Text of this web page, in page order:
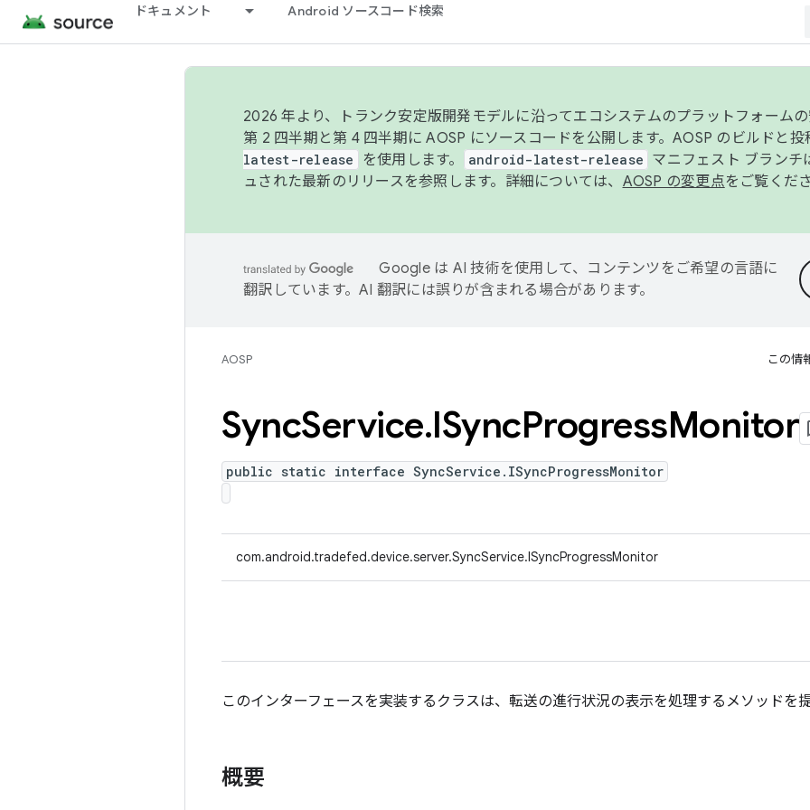
ドキュメント Android ソースコード検索
2026 年より、トランク安定版開発モデルに沿ってエコシステムのプラットフォームの
第 2 四半期と第 4 四半期に AOSP にソースコードを公開します。AOSP のビルドと投
latest-release
を使用します。 android-latest-release マニフェスト ブランチ
ュされた最新のリリースを参照します。詳細については、 AOSP の変更点をご覧くだ
Google は AI 技術を使用して、コンテンツをご希望の言語に
翻訳しています。AI 翻訳には誤りが含まれる場合があります。
AOSP この情
SyncService.ISyncProgressMonitor
public static interface SyncService.ISyncProgressMonitor
com.android.tradefed.device.server.SyncService.ISyncProgressMonitor
このインターフェースを実装するクラスは、転送の進行状況の表示を処理するメソッドを提
概要